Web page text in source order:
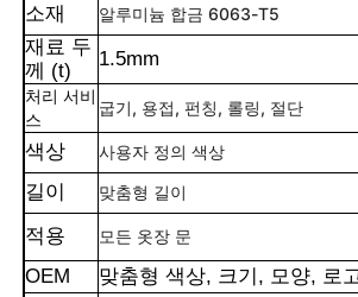
소재
알루미늄 합금 6063-T5
재료 두
께 (t)
1.5mm
처리 서비
스
굽기, 용접, 펀칭, 롤링, 절단
색상 사용자 정의 색상
길이 맞춤형 길이
적용 모든 옷장 문
OEM 맞춤형 색상, 크기, 모양, 로